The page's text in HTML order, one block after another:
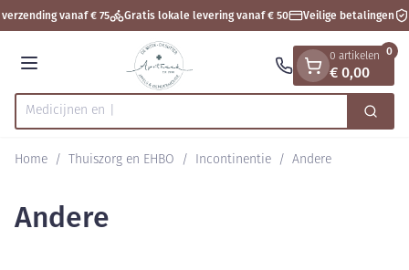
Ga naar de inhoud
1 van 1vanaf € 75 Gratis lokale levering vanaf € 50 Veilige betalingen
Menu
Product, merk, categorie... Zoek
0 artikelen
€ 0,00
0
Home / Thuiszorg en EHBO / Incontinentie / Andere
Andere